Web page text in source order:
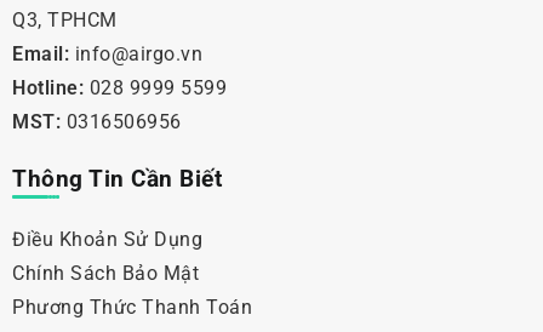
Q3, TPHCM
Email: info@airgo.vn
Hotline: 028 9999 5599
MST: 0316506956
Thông Tin Cần Biết
Điều Khoản Sử Dụng
Chính Sách Bảo Mật
Phương Thức Thanh Toán